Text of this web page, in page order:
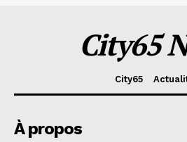
City65
City65
À propos